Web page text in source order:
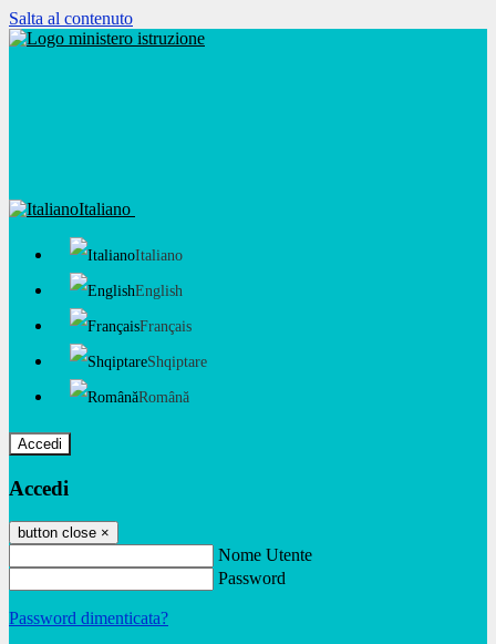
Salta al contenuto
Italiano
Italiano
English
Français
Shqiptare
Română
Accedi
Accedi
button close ×
Nome Utente
Password
Password dimenticata?